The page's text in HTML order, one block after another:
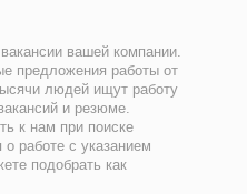
вашей компании.
предложения работы от
людей ищут работу
и резюме.
к нам при поиске
работе с указанием
подобрать как